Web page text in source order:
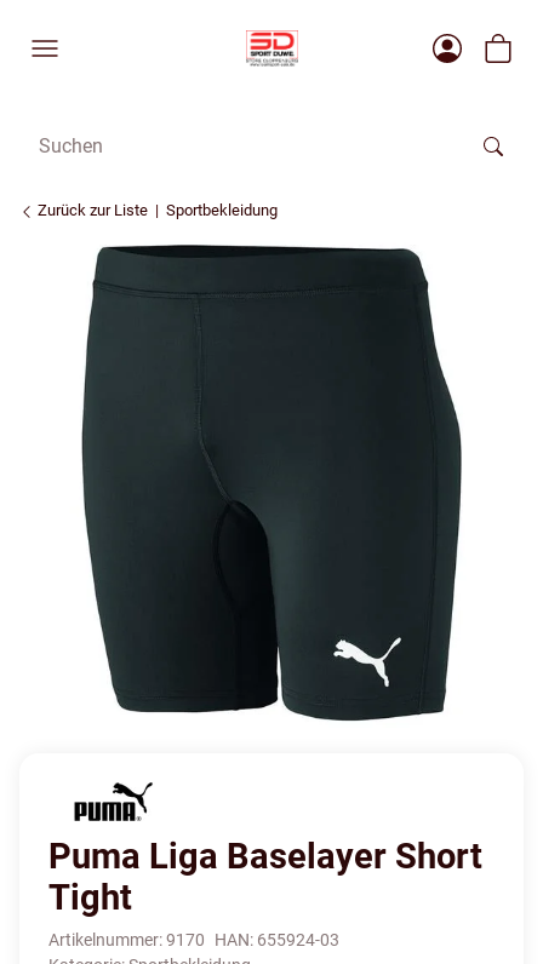
Zurück zur Liste Sportbekleidung
Puma Liga Baselayer Short
Tight
Artikelnummer:9170 HAN: 655924-03